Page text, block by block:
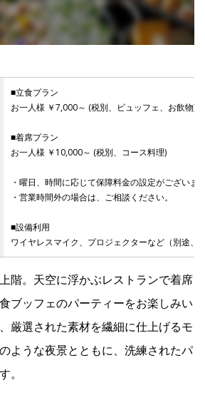
Wedding
IR
ブラリー 株式情報 電子公告 IRカレンダー
質問 IRお問い合わせ 免責事項
Franchise
Recruit
Contact
■立食プラン
お一人様 ￥7,000～ (税別、ビュッフェ、お飲物)
■着席プラン
お一人様 ￥10,000～ (税別、コース料理)
・曜日、時間に応じて保障料金の設定がございま
・営業時間外の場合は、ご相談ください。
■設備利用
ワイヤレスマイク、プロジェクターなど（別途、
階。天空に浮かぶレストランで着席
ブッフェのパーティーをお楽しみい
厳選された素材を繊細に仕上げるモ
ような夜景とともに、洗練されたパ
。